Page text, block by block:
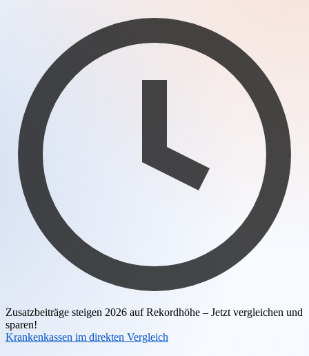
Zusatzbeiträge steigen 2026 auf Rekordhöhe – Jetzt vergleichen und
sparen!
Krankenkassen im direkten Vergleich